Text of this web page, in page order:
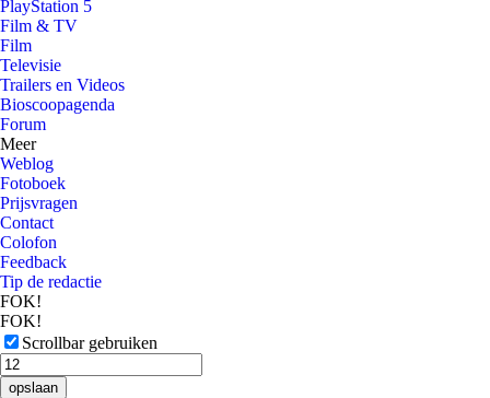
PlayStation 5
Film & TV
Film
Televisie
Trailers en Videos
Bioscoopagenda
Forum
Meer
Weblog
Fotoboek
Prijsvragen
Contact
Colofon
Feedback
Tip de redactie
FOK!
FOK!
Scrollbar gebruiken
opslaan